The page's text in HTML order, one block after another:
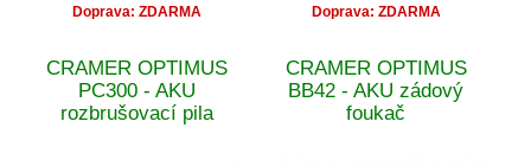
Doprava: ZDARMA
Doprava: ZDARMA
CRAMER OPTIMUS
PC300 - AKU
rozbrušovací pila
CRAMER OPTIMUS
BB42 - AKU zádový
foukač